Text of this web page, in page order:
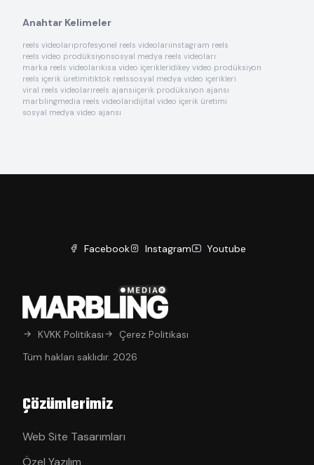
Anahtar Kelimeler
reels videolarıprofesyonel reels videolarıinstagram reels
reels video prodüksiyonsosyal medya reels videoları
marka reels videolarıkısa video içerikleridikey video prodüksiyon
reels içerik üretimitiktok reelssosyal medya video içerikleri
viral reels videolarıreels ajansıiçerik prodüksiyon ajansı
marblingmedia reels videolarıdijital video içerik üretimi
sosyal medya video ajansı
Facebook Instagram Youtube
KVKK Politikası
Çerez Politikası
Tüm hakları saklıdır. 2026
Çözümlerimiz
Web Site Tasarımları
Özel Yazılım